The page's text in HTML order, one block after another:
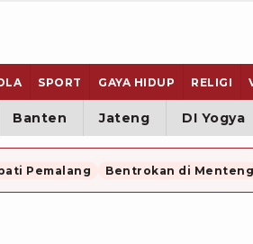
SPORT GAYA HIDUP RELIGI
Banten Jateng DI Yogya
Pemalang Bentrokan di Menteng